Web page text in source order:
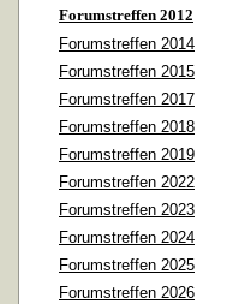
Forumstreffen 2012
Forumstreffen 2014
Forumstreffen 2015
Forumstreffen 2017
Forumstreffen 2018
Forumstreffen 2019
Forumstreffen 2022
Forumstreffen 2023
Forumstreffen 2024
Forumstreffen 2025
Forumstreffen 2026